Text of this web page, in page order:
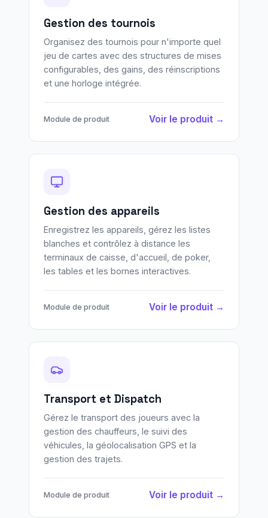
Gestion des tournois
Organisez des tournois pour n'importe quel
jeu de cartes avec des structures de mises
configurables, des gains, des réinscriptions
et une horloge intégrée.
Module de produit Voir le produit →
Gestion des appareils
Enregistrez les appareils, gérez les listes
blanches et contrôlez à distance les
terminaux de caisse, d'accueil, de poker,
les tables et les bornes interactives.
Module de produit Voir le produit →
Transport et Dispatch
Gérez le transport des joueurs avec la
gestion des chauffeurs, le suivi des
véhicules, la géolocalisation GPS et la
gestion des trajets.
Module de produit Voir le produit →